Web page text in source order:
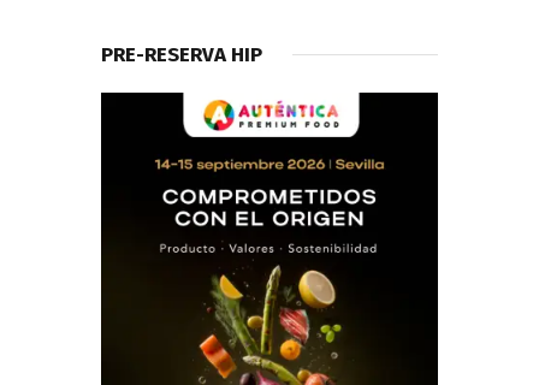
PRE-RESERVA HIP